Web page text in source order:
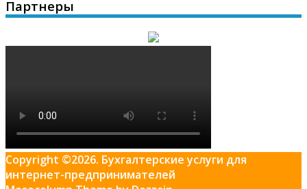
Партнеры
Copyright ©2026. Бухгалтерские услуги для
интернет-предпринимателей